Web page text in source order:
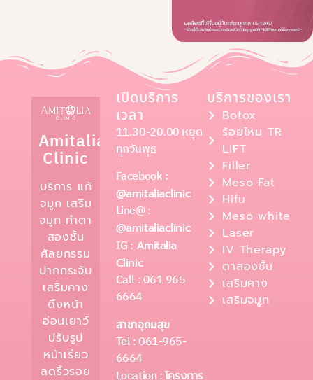
Amitalia
Clinic
บริการ แก้
จมูก เสริม
จมูก ทำตา
สองชั้น
ศัลยกรรม
ปากกระจับ
เสริมคาง
ดึงหน้า
อ่อนเยาว์
ปรับรูป
หน้าเรียว
ลดริ้วรอย
เปิดบริการ
เวลา
11.30-20.00 หยุด
ทุกวันพุธ
Facebook :
@amitaliaclinic
Line@ :
@amitaliaclinic
IG : Amitalia
Clinic
Call : 061 965
6664
สาขาอุดมสุข
Tel : 061-965-
6664
Location :โครงการ
บริการของเรา
Botox
ร้อยไหม TR
LIFT
Filler
Meso Fat
Hifu
Meso white
Laser
IV Therapy
ตาสองชั้น
เสริมคาง
เสริมจมูก